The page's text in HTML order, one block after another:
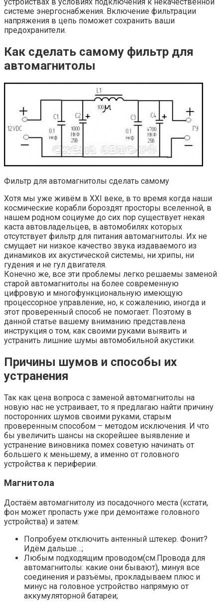
системе энергоснабжения. Включение фильтрации
напряжения в цепь поможет сохранить ваши
предохранители.
Как сделать самому фильтр для
автомагнитолы
Фильтр для автомагнитолы сделать самому
Хотя мы уже живём в XXI веке, в то время когда наши
космические корабли бороздят просторы вселенной, в
нашем родном социуме до сих пор существует некая
каста автовладельцев, в автомобилях которых
отсутствует фильтр для питания автомагнитолы. Их не
смущает ни низкое качество звука издаваемого из
динамиков их акустической системы, ни хрипы, ни
гудения и не гул двигателя.
Конечно же, все эти проблемы легко решаемы заменой
старой автомагнитолы на более современную
цифровую и многофункциональную имеющую
процессорное управление, но, к сожалению, иногда и
этот проверенный способ не помогает. Поэтому в
данной статье вашему вниманию представлена
инструкция о том, как своими руками выявить и
устранить лишние шумы автомобильной акустики.
Причины шумов и способы их
устранения
Так как цена вопроса с заменой автомагнитолы на
новую нас не устраивает, то я предлагаю найти причину
посторонних шумов своими руками, старым
проверенным способом – методом исключения. И что
бы увеличить шансы на скорейшее выявление и
устранение виновника помех советую начинать от
большего к меньшему, а именно от головного
устройства к периферии.
Магнитола
Достаём автомагнитолу из посадочного места (кстати,
фон может пропасть уже при демонтаже головного
устройства) и затем:
Попробуем отключить антенный штекер. Фонит?
Идём дальше…;
Любым подходящим проводом(см.Провода для
автомагнитолы: какие они бывают), минуя все
соединения и разъёмы, прокладываем плюс и
минус на головное устройство напрямую от
аккумуляторной батареи;